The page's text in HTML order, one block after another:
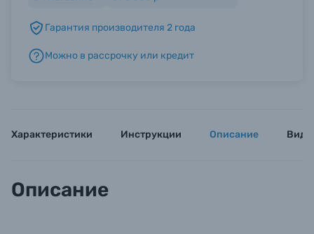
Б/У фототехника (Комиссионные товары)
Гарантия производителя 2 года
Можно в рассрочку или кредит
Характеристики Инструкции Описание
Описание